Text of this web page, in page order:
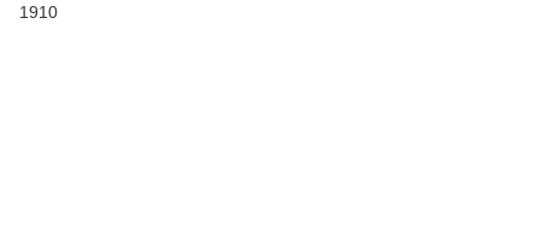
1910